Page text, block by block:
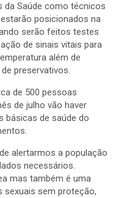
da Saúde como técnicos
posicionados na
serão feitos testes
de sinais vitais para
além de
preservativos.
de 500 pessoas
de julho vão haver
básicas de saúde do
alertarmos a população
necessários.
mas também é uma
sexuais sem proteção,